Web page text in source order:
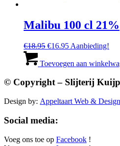
Malibu 100 cl 21%
€18.95 Oorspronkelijke
was:
€16.95Huidige
is:
Aanbieding!
Toevoegen aan
© Copyright – Slijterij
Design by: Appeltaart Web & Design
Social media:
Voeg ons toe op Facebook !